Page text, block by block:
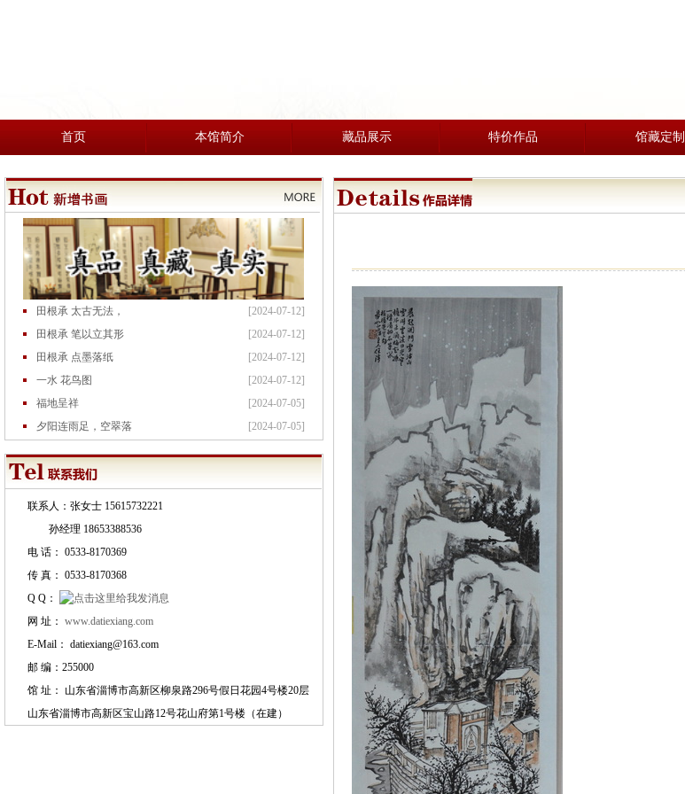
首页 本馆简介 藏品展示 特价作品 馆藏定制
[2024-07-12]
田根承 太古无法，
[2024-07-12]
田根承 笔以立其形
[2024-07-12]
田根承 点墨落纸
[2024-07-12]
一水 花鸟图
[2024-07-05]
福地呈祥
[2024-07-05]
夕阳连雨足，空翠落
花鸟
花鸟
花鸟
踪影生香图
寒夜
十亩馀芦苇 新秋看
[2024-07-05]
六月西湖锦绣乡，千
联系人：张女士 15615732221
孙经理 18653388536
电 话： 0533-8170369
传 真： 0533-8170368
Q Q：
网 址： www.datiexiang.com
E-Mail： datiexiang@163.com
邮 编：255000
馆 址： 山东省淄博市高新区柳泉路296号假日花园4号楼20层
山东省淄博市高新区宝山路12号花山府第1号楼（在建）